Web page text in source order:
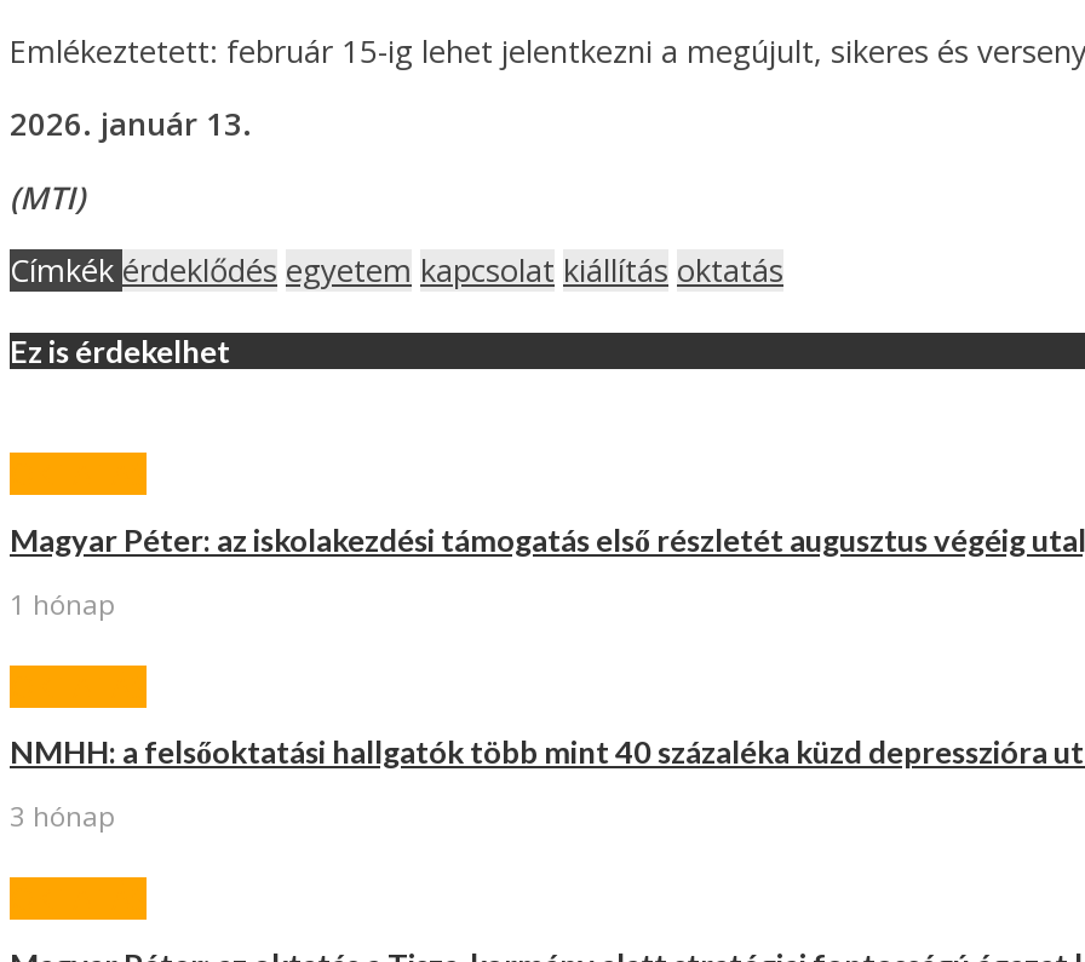
Emlékeztetett: február 15-ig lehet jelentkezni a megújult, sikeres és
2026. január 13.
(MTI)
Címkék érdeklődés egyetem kapcsolat kiállítás oktatás
Ez is érdekelhet
Magyar Péter: az iskolakezdési támogatás első részletét augusztus végéig
1 hónap
NMHH: a felsőoktatási hallgatók több mint 40 százaléka küzd depresszióra
3 hónap